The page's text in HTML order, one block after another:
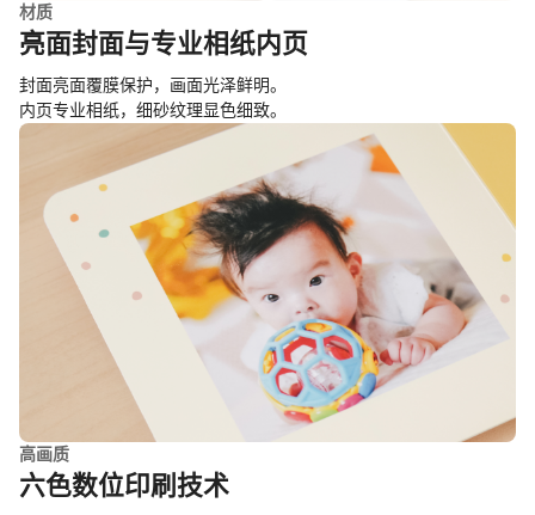
材质
亮面封面与专业相纸内页
封面亮面覆膜保护，画面光泽鲜明。
内页专业相纸，细砂纹理显色细致。
高画质
六色数位印刷技术